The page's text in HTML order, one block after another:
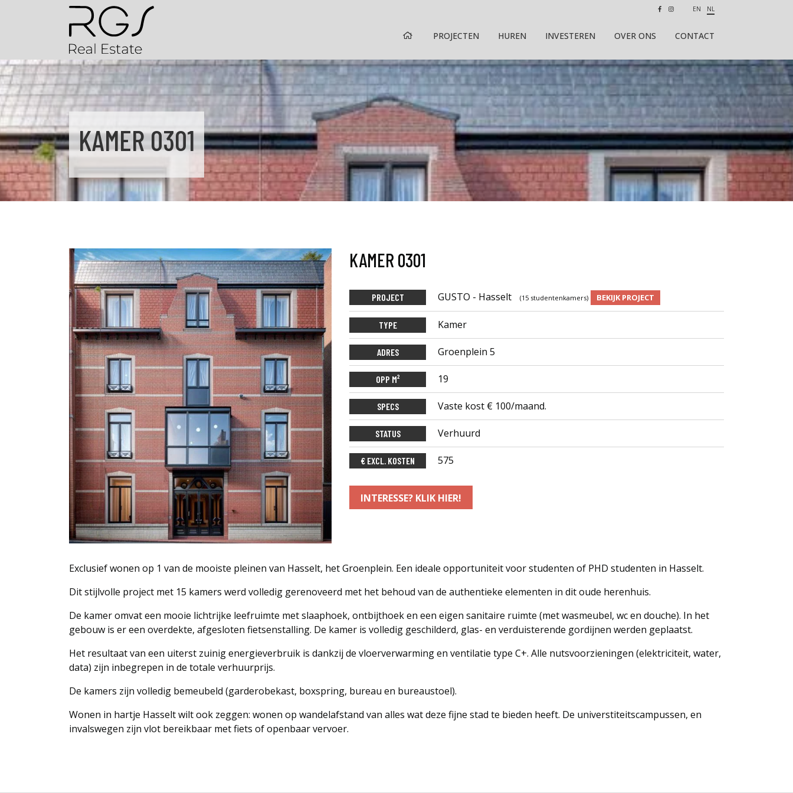
EN NL
HOME PROJECTEN HUREN INVESTEREN OVER ONS CONTACT
KAMER 0301
KAMER 0301
PROJECT GUSTO - Hasselt (15 studentenkamers) BEKIJK PROJECT
TYPE Kamer
ADRES Groenplein 5
OPP M² 19
SPECS Vaste kost € 100/maand.
STATUS Verhuurd
€ EXCL. KOSTEN 575
INTERESSE? KLIK HIER!
Exclusief wonen op 1 van de mooiste pleinen van Hasselt, het Groenplein. Een ideale opportuniteit voor studenten of PHD studenten in Hasselt.
Dit stijlvolle project met 15 kamers werd volledig gerenoveerd met het behoud van de authentieke elementen in dit oude herenhuis.
De kamer omvat een mooie lichtrijke leefruimte met slaaphoek, ontbijthoek en een eigen sanitaire ruimte (met wasmeubel, wc en douche). In het
gebouw is er een overdekte, afgesloten fietsenstalling. De kamer is volledig geschilderd, glas- en verduisterende gordijnen werden geplaatst.
Het resultaat van een uiterst zuinig energieverbruik is dankzij de vloerverwarming en ventilatie type C+. Alle nutsvoorzieningen (elektriciteit, water,
data) zijn inbegrepen in de totale verhuurprijs.
De kamers zijn volledig bemeubeld (garderobekast, boxspring, bureau en bureaustoel).
Wonen in hartje Hasselt wilt ook zeggen: wonen op wandelafstand van alles wat deze fijne stad te bieden heeft. De universtiteitscampussen, en
invalswegen zijn vlot bereikbaar met fiets of openbaar vervoer.